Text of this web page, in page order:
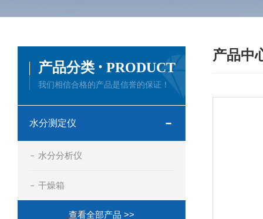
产品中
产品分类 · PRODUCT
我们相信合格的产品是信誉的保证！
水分测定仪
水分分析仪
干燥箱
查看全部产品 >>